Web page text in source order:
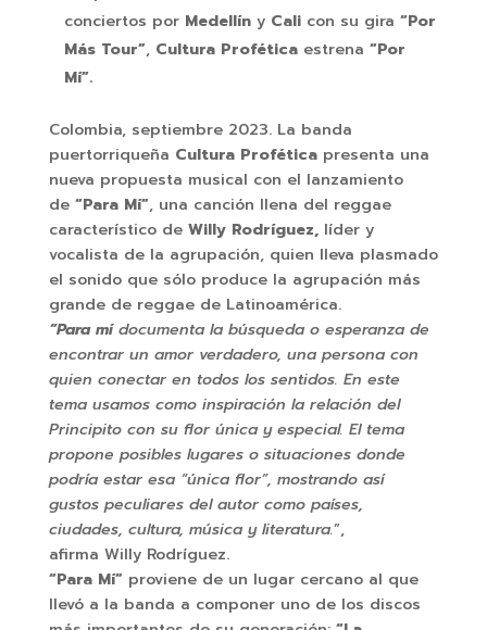
conciertos por Medellíny Calicon su gira “Por
Más Tour”, Cultura Proféticaestrena “Por
Mí”.
Colombia, septiembre 2023. La banda
puertorriqueña Cultura Proféticapresenta una
nueva propuesta musical con el lanzamiento
de “Para Mí”, una canción llena del reggae
característico de Willy Rodríguez,líder y
vocalista de la agrupación, quien lleva plasmado
el sonido que sólo produce la agrupación más
grande de reggae de Latinoamérica.
“Para mídocumenta la búsqueda o esperanza de
encontrar un amor verdadero, una persona con
quien conectar en todos los sentidos. En este
tema usamos como inspiración la relación del
Principito con su flor única y especial. El tema
propone posibles lugares o situaciones donde
podría estar esa “única flor”, mostrando así
gustos peculiares del autor como países,
ciudades, cultura, música y literatura.”,
afirma Willy Rodríguez.
“Para Mí”proviene de un lugar cercano al que
llevó a la banda a componer uno de los discos